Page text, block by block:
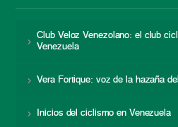
Club Veloz Venezolano: el club
Venezuela
Vera Fortique: voz de la hazaña
Inicios del ciclismo en Venezuela